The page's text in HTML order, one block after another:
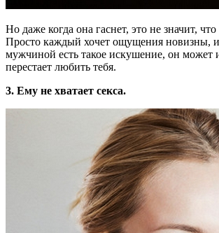
Но даже когда она гаснет, это не значит,
Просто каждый хочет ощущения новизны, и
мужчиной есть такое искушение, он может
перестает любить тебя.
3. Ему не хватает секса.